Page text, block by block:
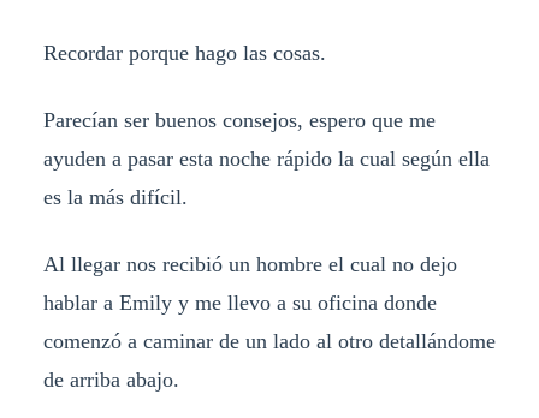
Recordar porque hago las cosas.
Parecían ser buenos consejos, espero que me
ayuden a pasar esta noche rápido la cual según ella
es la más difícil.
Al llegar nos recibió un hombre el cual no dejo
hablar a Emily y me llevo a su oficina donde
comenzó a caminar de un lado al otro detallándome
de arriba abajo.